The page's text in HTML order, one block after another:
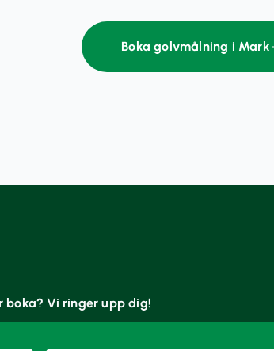
Boka golvmålning i Mark
boka? Vi ringer upp dig!